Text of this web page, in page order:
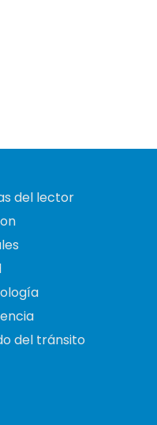
del lector
del tránsito